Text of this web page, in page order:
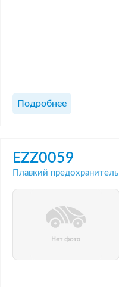
Подробнее
EZZ0059
Плавкий предохранитель